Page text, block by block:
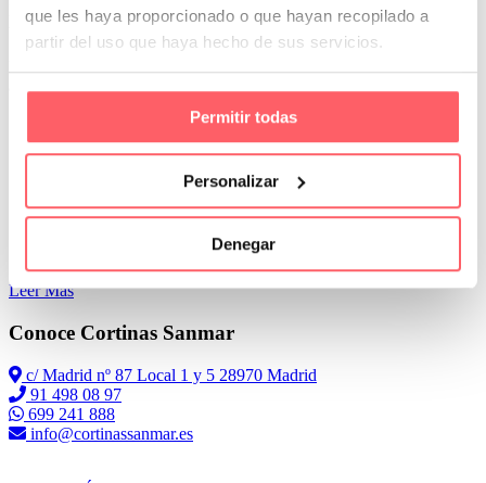
que les haya proporcionado o que hayan recopilado a
partir del uso que haya hecho de sus servicios.
Permitir todas
Personalizar
Denegar
Emperezaremos por los que permiten una colocación sin utilizar la
taladradora.
Leer Más
Conoce Cortinas Sanmar
c/ Madrid nº 87 Local 1 y 5 28970 Madrid
91 498 08 97
699 241 888
info@cortinassanmar.es